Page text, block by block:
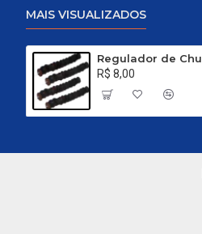
MAIS VISUALIZADOS
R$ 8,00